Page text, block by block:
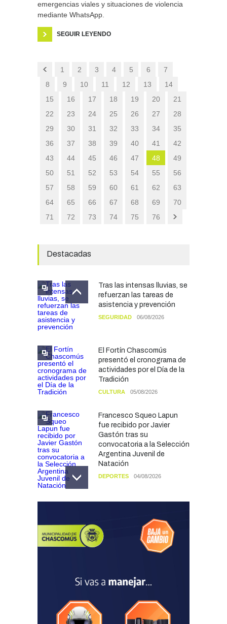
emergencias viales y situaciones de violencia
mediante WhatsApp.
SEGUIR LEYENDO
1 2 3 4 5 6
7
8
9 10 11 12 13
14
15
16 17 18 19 20
21
22
23 24 25 26 27
28
29
30 31 32 33 34
35
36
37 38 39 40 41
42
43
44 45 46 47 48
49
50
51 52 53 54 55
56
57
58 59 60 61 62
63
64
65 66 67 68 69
70
71
72 73 74 75 76
Destacadas
Tras las intensas lluvias, se
refuerzan las tareas de
asistencia y prevención
SEGURIDAD 06/08/2026
El Fortín Chascomús
presentó el cronograma de
actividades por el Día de la
Tradición
CULTURA 05/08/2026
Francesco Squeo Lapun
fue recibido por Javier
Gastón tras su
convocatoria a la Selección
Argentina Juvenil de
Natación
DEPORTES 04/08/2026
dejaron una mejora en la
ocupación turística, aunque
el sector mantiene la
preocupación por la crisis
Chascomús incorporó una
estación